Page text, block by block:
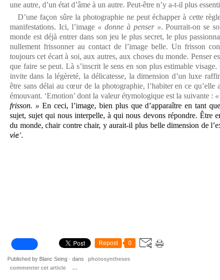
une autre, d’un état d’âme à un autre. Peut-être n’y a-t-il plus
D’une façon sûre la photographie ne peut échapper à cette
manifestations. Ici, l’image « donne à penser ». Pourrait-on se
monde est déjà entrer dans son jeu le plus secret, le plus
nullement frissonner au contact de l’image belle. Un frisson
toujours cet écart à soi, aux autres, aux choses du monde. Penser
que faire se peut. Là s’inscrit le sens en son plus estimable
invite dans la légèreté, la délicatesse, la dimension d’un luxe
être sans délai au cœur de la photographie, l’habiter en ce qu’elle
émouvant. ‘Emotion’ dont la valeur étymologique est la suivante :
frisson. » En ceci, l’image, bien plus que d’apparaître en tant
sujet, sujet qui nous interpelle, à qui nous devons répondre. Être
du monde, chair contre chair, y aurait-il plus belle dimension de
vie’.
Repost 0
Published by Blanc Seing - dans
photosyntheses
commenter cet article
…